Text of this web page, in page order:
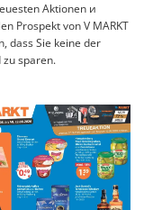
Aktionen и
Prospekt von V MARKT
dass Sie keine der
sparen.